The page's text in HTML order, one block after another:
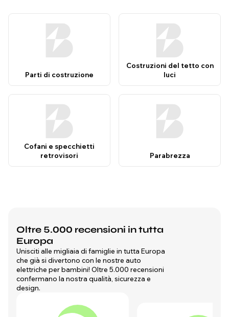
Parti di costruzione
Costruzioni del tetto con
luci
Cofani e specchietti
retrovisori
Parabrezza
Oltre 5.000 recensioni in tutta
Europa
Unisciti alle migliaia di famiglie in tutta Europa
che già si divertono con le nostre auto
elettriche per bambini! Oltre 5.000 recensioni
confermano la nostra qualità, sicurezza e
design.